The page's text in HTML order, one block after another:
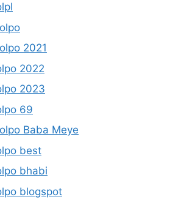
2021
2022
2023
69
Baba Meye
best
bhabi
blogspot